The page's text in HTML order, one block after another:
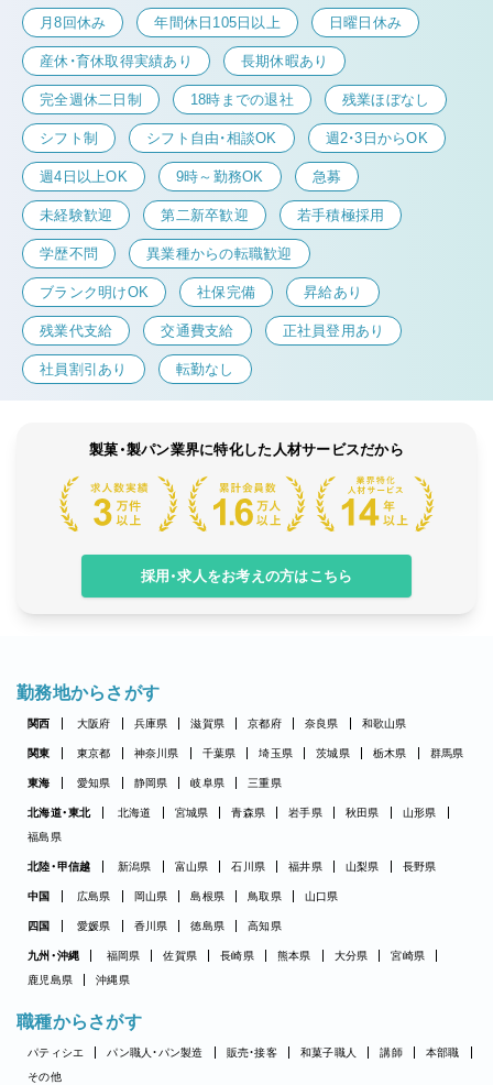
月8回休み 年間休日105日以上 日曜日休み
産休・育休取得実績あり 長期休暇あり
完全週休二日制 18時までの退社 残業ほぼなし
シフト制 シフト自由・相談OK 週2・3日からOK
週4日以上OK 9時～勤務OK 急募
未経験歓迎 第二新卒歓迎 若手積極採用
学歴不問 異業種からの転職歓迎
ブランク明けOK 社保完備 昇給あり
残業代支給 交通費支給 正社員登用あり
社員割引あり 転勤なし
製菓・製パン業界に特化した人材サービスだから
採用・求人をお考えの方はこちら
勤務地からさがす
関西 大阪府 兵庫県 滋賀県 京都府 奈良県 和歌山県
関東 東京都 神奈川県 千葉県 埼玉県 茨城県 栃木県 群馬県
東海 愛知県 静岡県 岐阜県 三重県
北海道・東北 北海道 宮城県 青森県 岩手県 秋田県
山形県
福島県
北陸・甲信越 新潟県 富山県 石川県 福井県 山梨県 長野県
中国 広島県 岡山県 島根県 鳥取県 山口県
四国 愛媛県 香川県 徳島県 高知県
九州・沖縄 福岡県 佐賀県 長崎県 熊本県 大分県
宮崎県
鹿児島県
沖縄県
職種からさがす
パティシエ パン職人・パン製造 販売・接客 和菓子職人 講師
本部職
その他